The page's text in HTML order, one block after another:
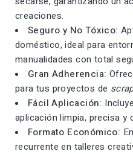
creaciones.
Seguro y No Tóxico:
doméstico, ideal para
manualidades con total
Gran Adherencia:
para tus proyectos de
Fácil Aplicación:
aplicación limpia, precisa y
Formato Económico:
recurrente en talleres